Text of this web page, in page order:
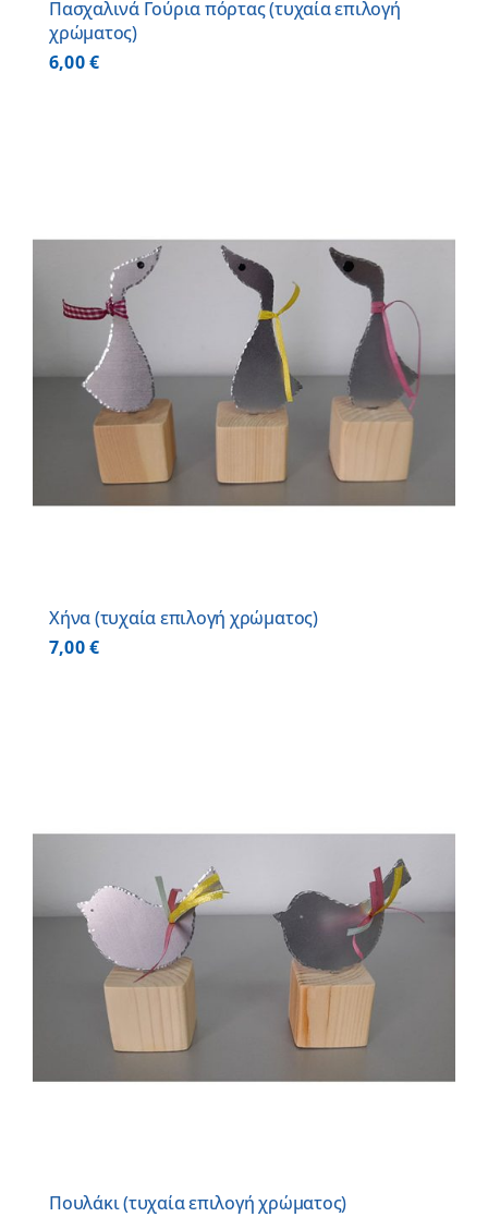
Πασχαλινά Γούρια πόρτας (τυχαία επιλογή
χρώματος)
6,00€
Χήνα (τυχαία επιλογή χρώματος)
7,00€
Πουλάκι (τυχαία επιλογή χρώματος)